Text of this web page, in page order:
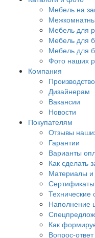
Мебель на
Мебель для
Мебель для
Мебель для
Фото наших
Компания
Производство
Дизайнерам
Вакансии
Новости
Покупателям
Отзывы
Гарантии
Варианты
Как сделать
Материалы
Сертификаты
Технические
Наполнение
Как
Вопрос-ответ